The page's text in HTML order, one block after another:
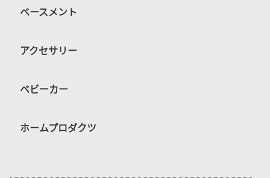
ベースメント
アクセサリー
ベビーカー
ホームプロダクツ